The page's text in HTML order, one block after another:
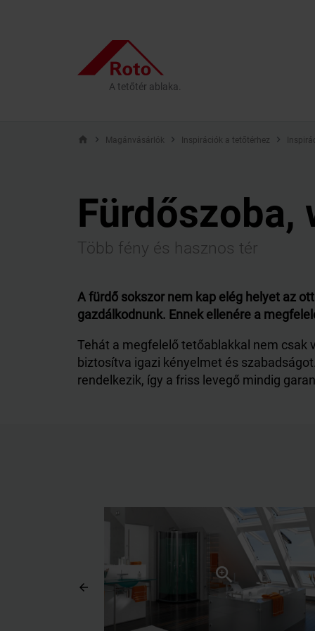
A tetőtér ablaka.
home Magánvásárlók Inspirációk a tetőtérhez
Fürdőszoba,
Több fény és hasznos tér
A fürdő sokszor nem kap elég helyet az
gazdálkodnunk. Ennek ellenére a
Tehát a megfelelő tetőablakkal nem csak
biztosítva igazi kényelmet és
rendelkezik, így a friss levegő mindig
arrow_back